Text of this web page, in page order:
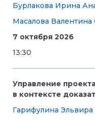
Бурлакова Ирина
Масалова Валентина
7 октября 2026
13:30
Управление
в контексте
Гарифулина